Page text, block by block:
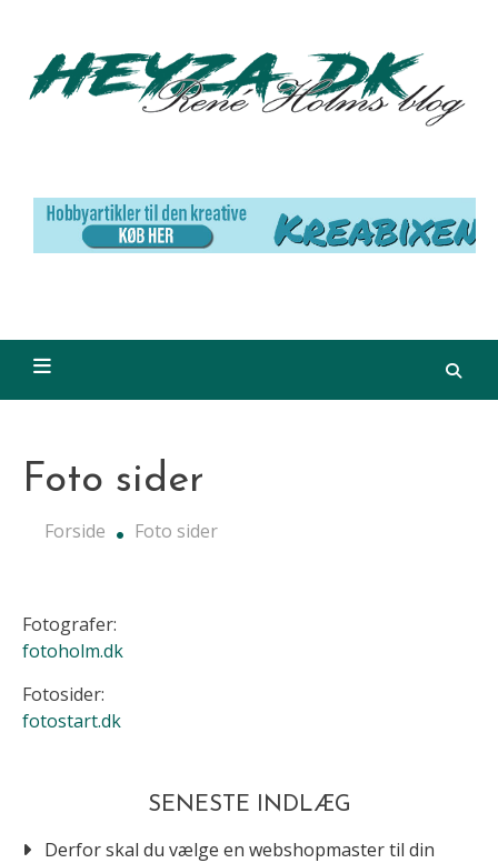
content
Foto sider
Forside Foto sider
Fotografer:
fotoholm.dk
Fotosider:
fotostart.dk
SENESTE INDLÆG
Derfor skal du vælge en webshopmaster til din